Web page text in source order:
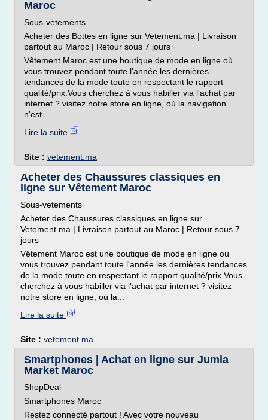
Maroc
Sous-vetements
Acheter des Bottes en ligne sur Vetement.ma | Livraison
partout au Maroc | Retour sous 7 jours
Vêtement Maroc est une boutique de mode en ligne où
vous trouvez pendant toute l'année les dernières
tendances de la mode toute en respectant le rapport
qualité/prix.Vous cherchez à vous habiller via l'achat par
internet ? visitez notre store en ligne, où la navigation
n'est...
Lire la suite
Site : vetement.ma
Acheter des Chaussures classiques en
ligne sur Vêtement Maroc
Sous-vetements
Acheter des Chaussures classiques en ligne sur
Vetement.ma | Livraison partout au Maroc | Retour sous 7
jours
Vêtement Maroc est une boutique de mode en ligne où
vous trouvez pendant toute l'année les dernières tendances
de la mode toute en respectant le rapport qualité/prix.Vous
cherchez à vous habiller via l'achat par internet ? visitez
notre store en ligne, où la...
Lire la suite
Site : vetement.ma
Smartphones | Achat en ligne sur Jumia
Market Maroc
ShopDeal
Smartphones Maroc
Restez connecté partout ! Avec votre nouveau